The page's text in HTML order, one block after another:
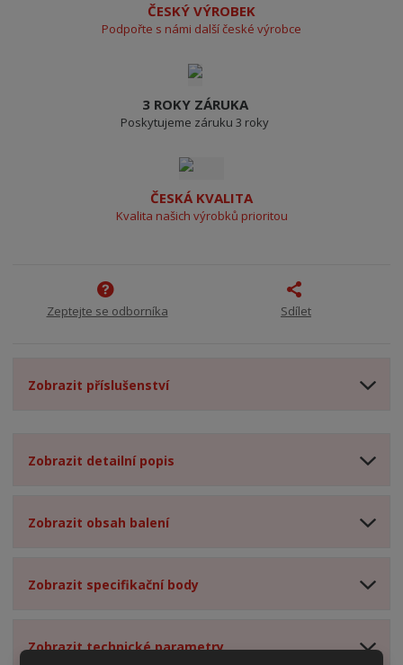
ČESKÝ VÝROBEK
Podpořte s námi další české výrobce
3 ROKY ZÁRUKA
Poskytujeme záruku 3 roky
ČESKÁ KVALITA
Kvalita našich výrobků prioritou
Zeptejte se odborníka Sdílet
Zobrazit příslušenství
Zobrazit detailní popis
Zobrazit obsah balení
Zobrazit specifikační body
Zobrazit technické parametry